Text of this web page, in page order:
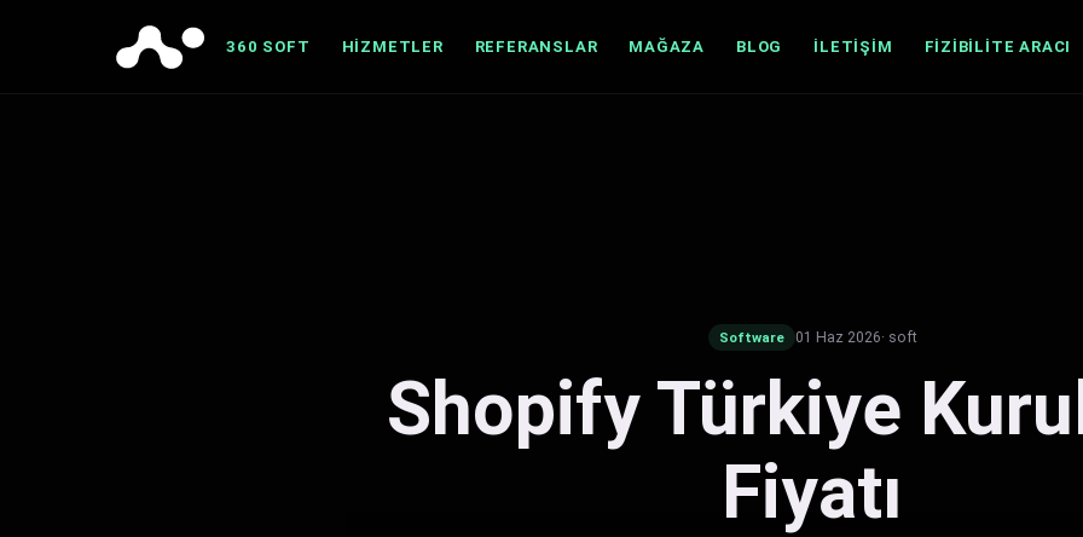
360 SOFT HIZMETLER REFERANSLAR MAĞAZA BLOG İLETIŞIM FIZIBILITE ARACI
Software 01 Haz 2026· soft
Shopify Türkiye
Fiyatı